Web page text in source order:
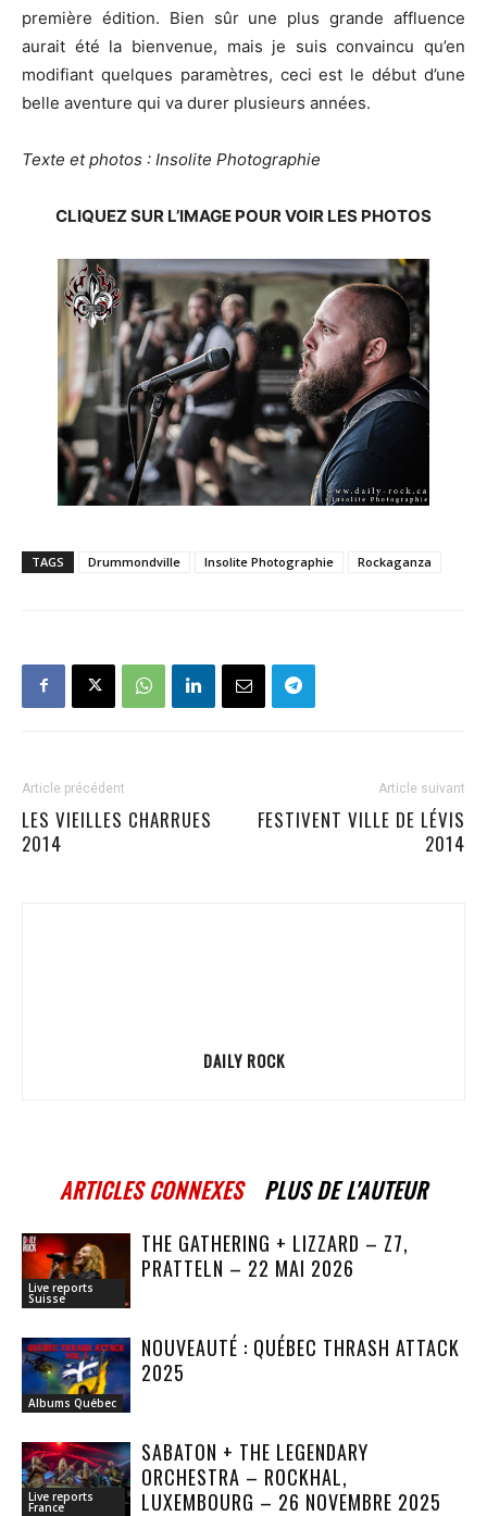
première édition. Bien sûr une plus grande affluence
aurait été la bienvenue, mais je suis convaincu qu’en
modifiant quelques paramètres, ceci est le début d’une
belle aventure qui va durer plusieurs années.
Texte et photos : Insolite Photographie
CLIQUEZ SUR L’IMAGE POUR VOIR LES PHOTOS
TAGS Drummondville Insolite Photographie Rockaganza
Article précédent
LES VIEILLES CHARRUES
2014
Article suivant
FESTIVENT VILLE DE LÉVIS
2014
DAILY ROCK
ARTICLES CONNEXES PLUS DE L'AUTEUR
Live reports
Suisse
THE GATHERING + LIZZARD – Z7,
PRATTELN – 22 MAI 2026
Albums Québec
NOUVEAUTÉ : QUÉBEC THRASH ATTACK
2025
Live reports
France
SABATON + THE LEGENDARY
ORCHESTRA – ROCKHAL,
LUXEMBOURG – 26 NOVEMBRE 2025